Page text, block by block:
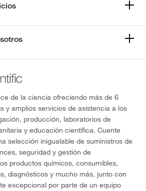
de la ciencia ofreciendo más de 6
y amplios servicios de asistencia a los
producción, laboratorios de
y educación científica. Cuente
selección inigualable de suministros de
seguridad y gestión de
productos químicos, consumibles,
diagnósticos y mucho más, junto con
excepcional por parte de un equipo